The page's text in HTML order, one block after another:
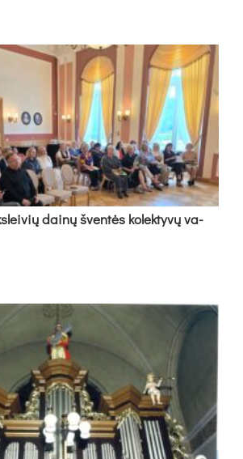
dai­nų šven­tės ko­lek­ty­vų va­